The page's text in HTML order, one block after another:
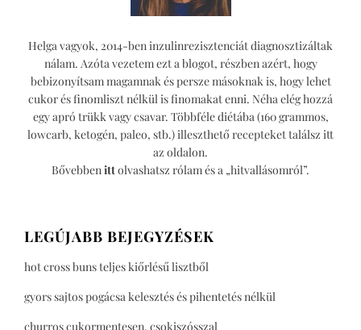
Helga vagyok, 2014-ben inzulinrezisztenciát diagnosztizáltak
nálam. Azóta vezetem ezt a blogot, részben azért, hogy
bebizonyítsam magamnak és persze másoknak is, hogy lehet
cukor és finomliszt nélkül is finomakat enni. Néha elég hozzá
egy apró trükk vagy csavar. Többféle diétába (160 grammos,
lowcarb, ketogén, paleo, stb.) illeszthető recepteket találsz itt
az oldalon.
Bővebben ittolvashatsz rólam és a „hitvallásomról”.
LEGÚJABB BEJEGYZÉSEK
hot cross buns teljes kiőrlésű lisztből
gyors sajtos pogácsa kelesztés és pihentetés nélkül
churros cukormentesen, csokiszósszal